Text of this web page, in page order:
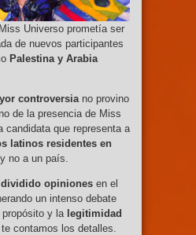
Universo prometía ser
de nuevos participantes
Palestina y Arabia
controversia no provino
de la presencia de Miss
candidata que representa a
latinos residentes en
no a un país.
dividido opiniones en el
un intenso debate
y la legitimidad
te contamos los detalles.